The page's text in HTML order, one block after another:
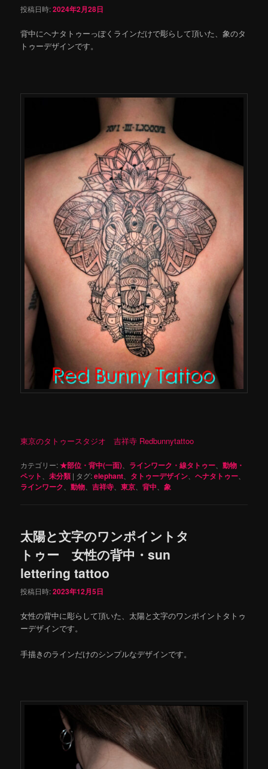
投稿日時:2024年2月28日
背中にヘナタトゥーっぽくラインだけで彫らして頂いた、象のタ
トゥーデザインです。
東京のタトゥースタジオ 吉祥寺 Redbunnytattoo
カテゴリー:★部位・背中(一面) ラインワーク・線タトゥー 、動物・
ペット
、未分類 | タグ:elephant タトゥーデザイン 、ヘナタトゥー
ラインワーク 、動物 、吉祥寺 、東京 、背中 、象
太陽と文字のワンポイントタ
トゥー 女性の背中・sun
lettering tattoo
投稿日時:2023年12月5日
女性の背中に彫らして頂いた、太陽と文字のワンポイントタトゥ
ーデザインです。
手描きのラインだけのシンプルなデザインです。